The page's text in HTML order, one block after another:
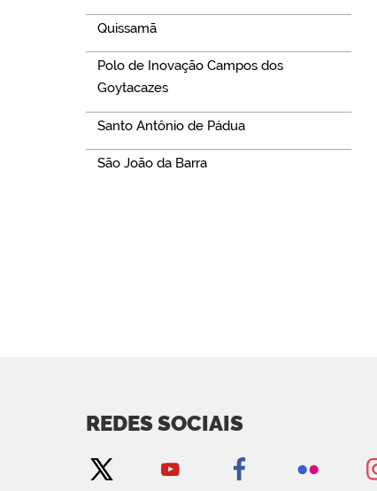
Quissamã
Polo de Inovação Campos dos
Goytacazes
Santo Antônio de Pádua
São João da Barra
REDES SOCIAIS